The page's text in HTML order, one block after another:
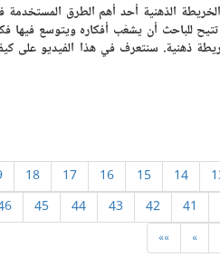
الذهنية أحد أهم الطرق المستخدمة
تتيح للباحث أن يشعّب أفكاره ويتوسع فيها
ذهنية. سنتعرف في هذا الفيديو على
14
15
16
17
18
41
42
43
44
45
»
»»